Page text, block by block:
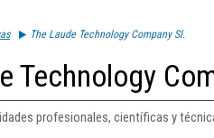
The Laude Technology Company Sl.
Technology
profesionales, científicas y